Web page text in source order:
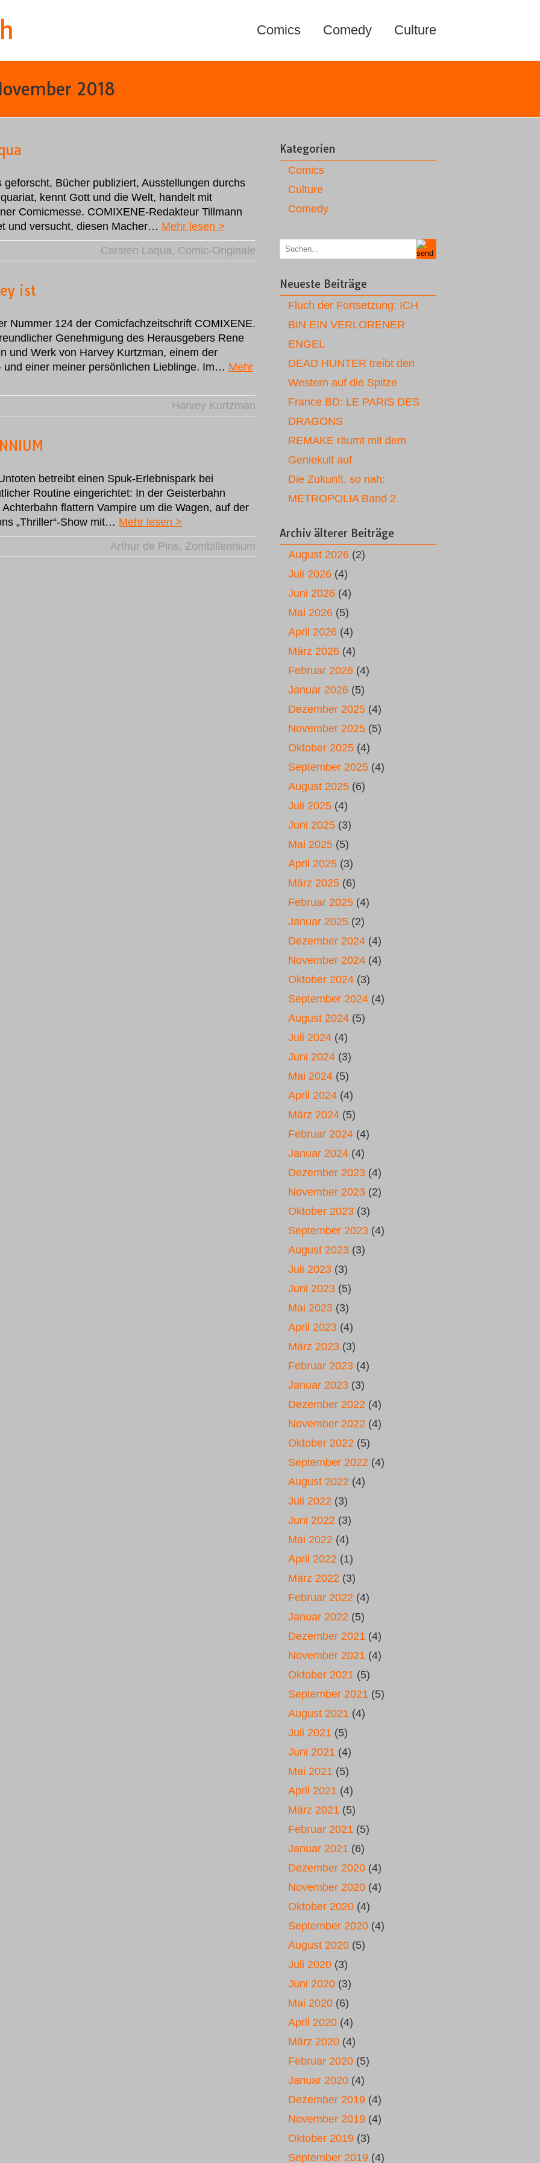
Comics Comedy Culture
2018
Bücher publiziert, Ausstellungen durchs
kennt Gott und die Welt, handelt mit
Comicmesse. COMIXENE-Redakteur Tillmann
und versucht, diesen Macher… Mehr lesen >
Carsten Laqua, Comic-Originale
ist
Nummer 124 der Comicfachzeitschrift COMIXENE.
Genehmigung des Herausgebers Rene
und Werk von Harvey Kurtzman, einem der
einer meiner persönlichen Lieblinge. Im… Mehr
Harvey Kurtzman
betreibt einen Spuk-Erlebnispark bei
Routine eingerichtet: In der Geisterbahn
flattern Vampire um die Wagen, auf der
„Thriller“-Show mit… Mehr lesen >
Arthur de Pins, Zombillennium
Kategorien
Comics
Culture
Comedy
Neueste Beiträge
Fluch der Fortsetzung: ICH
BIN EIN VERLORENER
ENGEL
DEAD HUNTER treibt den
Western auf die Spitze
France BD: LE PARIS DES
DRAGONS
REMAKE räumt mit dem
Geniekult auf
Die Zukunft, so nah:
METROPOLIA Band 2
Archiv älterer Beiträge
August 2026 (2)
Juli 2026 (4)
Juni 2026 (4)
Mai 2026 (5)
April 2026 (4)
März 2026 (4)
Februar 2026 (4)
Januar 2026 (5)
Dezember 2025 (4)
November 2025 (5)
Oktober 2025 (4)
September 2025 (4)
August 2025 (6)
Juli 2025 (4)
Juni 2025 (3)
Mai 2025 (5)
April 2025 (3)
März 2025 (6)
Februar 2025 (4)
Januar 2025 (2)
Dezember 2024 (4)
November 2024 (4)
Oktober 2024 (3)
September 2024 (4)
August 2024 (5)
Juli 2024 (4)
Juni 2024 (3)
Mai 2024 (5)
April 2024 (4)
März 2024 (5)
Februar 2024 (4)
Januar 2024 (4)
Dezember 2023 (4)
November 2023 (2)
Oktober 2023 (3)
September 2023 (4)
August 2023 (3)
Juli 2023 (3)
Juni 2023 (5)
Mai 2023 (3)
April 2023 (4)
März 2023 (3)
Februar 2023 (4)
Januar 2023 (3)
Dezember 2022 (4)
November 2022 (4)
Oktober 2022 (5)
September 2022 (4)
August 2022 (4)
Juli 2022 (3)
Juni 2022 (3)
Mai 2022 (4)
April 2022 (1)
März 2022 (3)
Februar 2022 (4)
Januar 2022 (5)
Dezember 2021 (4)
November 2021 (4)
Oktober 2021 (5)
September 2021 (5)
August 2021 (4)
Juli 2021 (5)
Juni 2021 (4)
Mai 2021 (5)
April 2021 (4)
März 2021 (5)
Februar 2021 (5)
Januar 2021 (6)
Dezember 2020 (4)
November 2020 (4)
Oktober 2020 (4)
September 2020 (4)
August 2020 (5)
Juli 2020 (3)
Juni 2020 (3)
Mai 2020 (6)
April 2020 (4)
März 2020 (4)
Februar 2020 (5)
Januar 2020 (4)
Dezember 2019 (4)
November 2019 (4)
Oktober 2019 (3)
September 2019 (4)